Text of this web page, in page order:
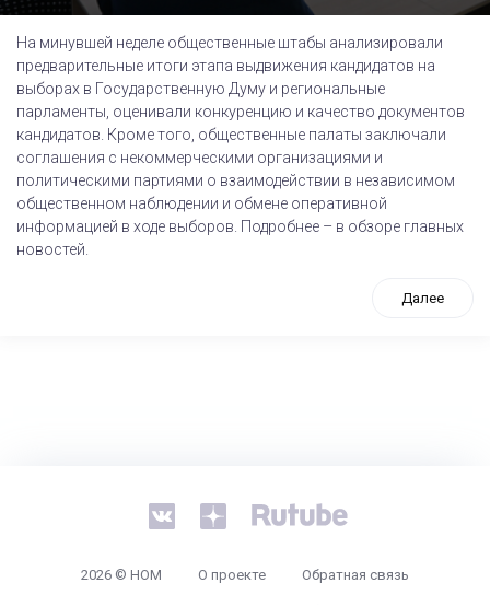
На минувшей неделе общественные штабы анализировали
предварительные итоги этапа выдвижения кандидатов на
выборах в Государственную Думу и региональные
парламенты, оценивали конкуренцию и качество документов
кандидатов. Кроме того, общественные палаты заключали
соглашения с некоммерческими организациями и
политическими партиями о взаимодействии в независимом
общественном наблюдении и обмене оперативной
информацией в ходе выборов. Подробнее – в обзоре главных
новостей.
Далее
2026 © НОМ О проекте Обратная связь